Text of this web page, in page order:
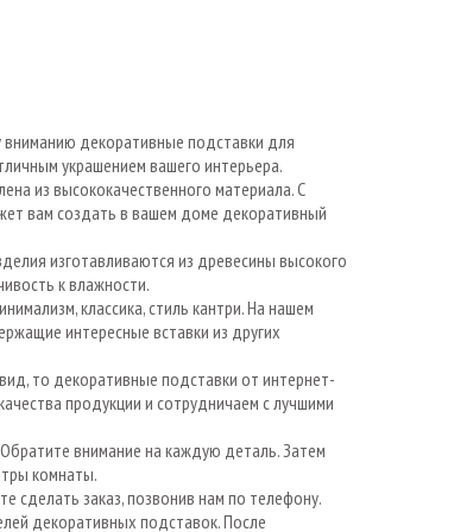
вниманию декоративные подставки для
украшением вашего интерьера.
из высококачественного материала. С
вам создать в вашем доме декоративный
изготавливаются из древесины высокого
к влажности.
классика, стиль кантри. На нашем
интересные вставки из других
то декоративные подставки от интернет-
продукции и сотрудничаем с лучшими
внимание на каждую деталь. Затем
комнаты.
сделать заказ, позвонив нам по телефону.
декоративных подставок. После